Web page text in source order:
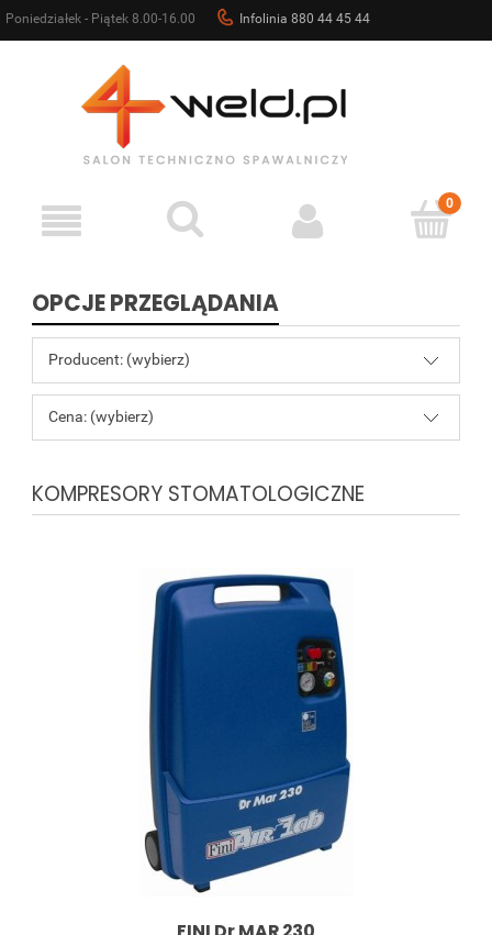
Poniedziałek - Piątek 8.00-16.00 Infolinia 880 44 45 44
OPCJE PRZEGLĄDANIA
Producent: (wybierz)
Cena: (wybierz)
KOMPRESORY STOMATOLOGICZNE